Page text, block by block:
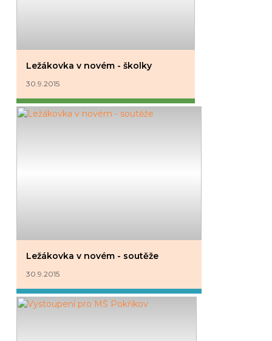
Ležákovka v novém - školky
30.9.2015
Ležákovka v novém - soutěže
30.9.2015